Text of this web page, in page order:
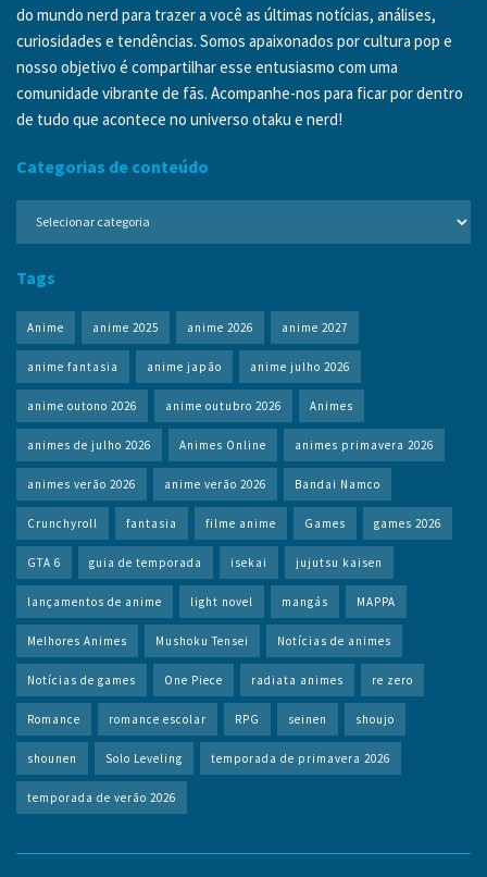
do mundo nerd para trazer a você as últimas notícias, análises,
curiosidades e tendências. Somos apaixonados por cultura pop e
nosso objetivo é compartilhar esse entusiasmo com uma
comunidade vibrante de fãs. Acompanhe-nos para ficar por dentro
de tudo que acontece no universo otaku e nerd!
Categorias de conteúdo
Tags
Anime anime 2025 anime 2026 anime 2027
anime fantasia anime japão anime julho 2026
anime outono 2026 anime outubro 2026 Animes
animes de julho 2026 Animes Online animes primavera 2026
animes verão 2026 anime verão 2026 Bandai Namco
Crunchyroll fantasia filme anime Games games 2026
GTA 6 guia de temporada isekai jujutsu kaisen
lançamentos de anime light novel mangás MAPPA
Melhores Animes Mushoku Tensei Notícias de animes
Notícias de games One Piece radiata animes re zero
Romance romance escolar RPG seinen shoujo
shounen Solo Leveling temporada de primavera 2026
temporada de verão 2026